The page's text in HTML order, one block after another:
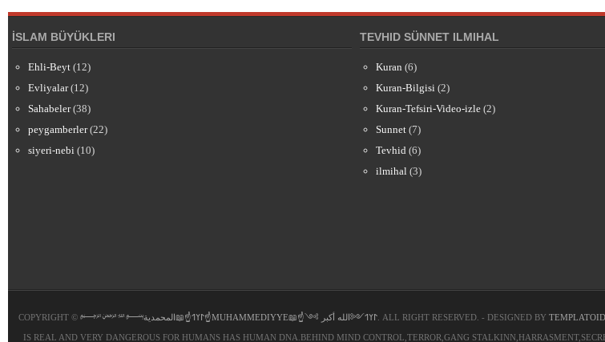
İSLAM BÜYÜKLERI
Ehli-Beyt (12)
Evliyalar (12)
Sahabeler (38)
peygamberler (22)
siyeri-nebi (10)
TEVHID SÜNNET ILMIHAL
Kuran (6)
Kuran-Bilgisi (2)
Kuran-Tefsiri-Video-izle (2)
Sunnet (7)
Tevhid (6)
ilmihal (3)
COPYRIGHT © ﷽𐰃𐰠𐰯☝📖المحمدية☝MUHAMMEDIYYE📖☝𐰃𐰠𐰯༺الله أكبر ༻. ALL RIGHT RESERVED. - DESIGNED BY TEMPLATOID
IS REAL AND VERY DANGEROUS FOR HUMANS HAS HUMAN DNA.BEHIND MIND CONTROL,TERROR,GANG